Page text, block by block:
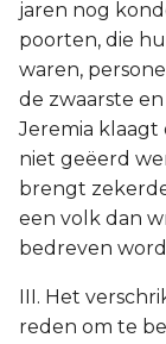
jaren nog
poorten, die
waren,
de zwaarste
Jeremia
niet geëerd
brengt
een volk dan
bedreven
III. Het
reden om te